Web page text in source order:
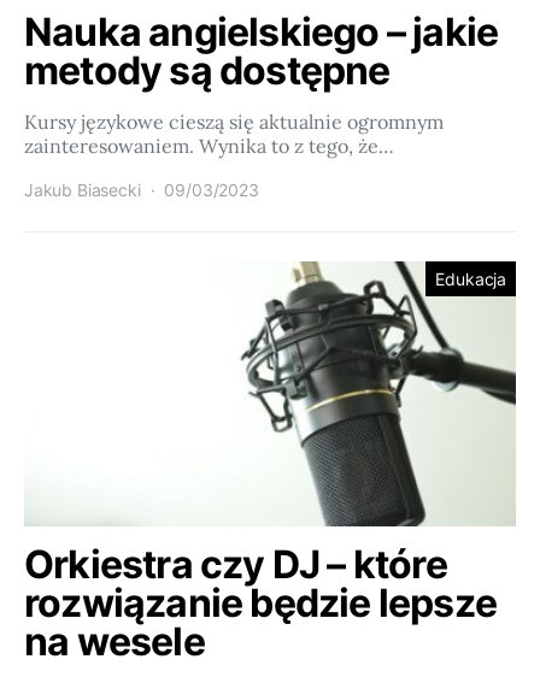
Nauka angielskiego – jakie
metody są dostępne
Kursy językowe cieszą się aktualnie ogromnym
zainteresowaniem. Wynika to z tego, że…
Jakub Biasecki 09/03/2023
Edukacja
Orkiestra czy DJ – które
rozwiązanie będzie lepsze
na wesele